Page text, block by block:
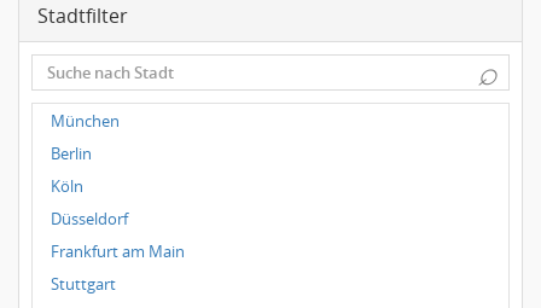
Stadtfilter
⌕
München
Berlin
Köln
Düsseldorf
Frankfurt am Main
Stuttgart